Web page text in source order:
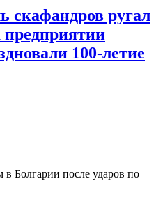
скафандров ругал
предприятии
100-летие
Болгарии после ударов по